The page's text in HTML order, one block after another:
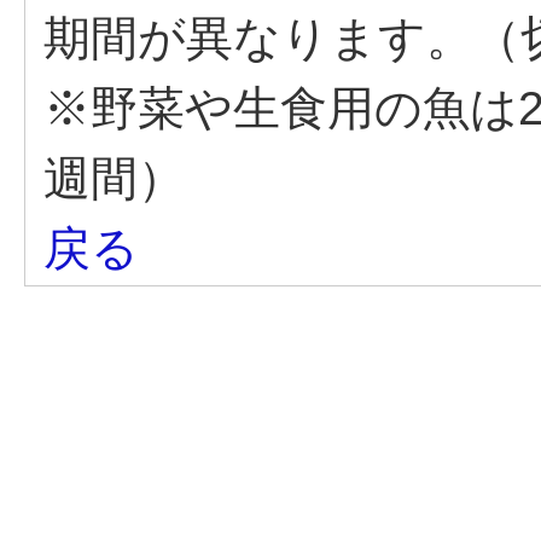
期間が異なります。
※野菜や生食用の魚は
週間）
戻る